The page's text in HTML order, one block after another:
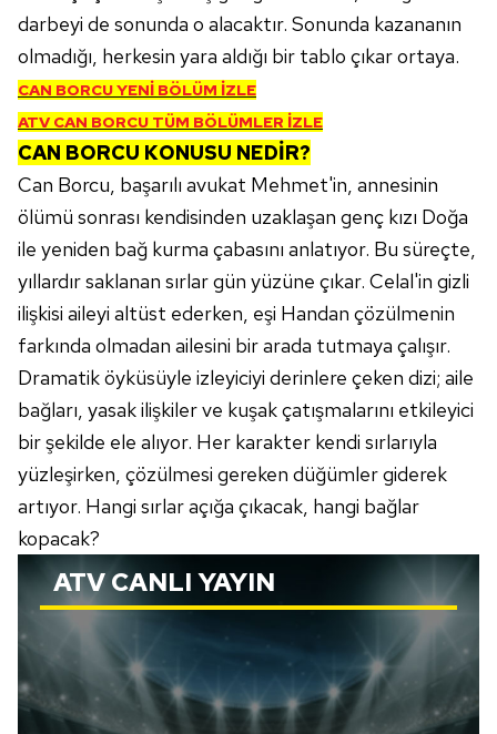
için Ayarlar butonuna tıklayabilir,
Metnimizi ziyaret edebilirsiniz.
6698 sayılı Kişisel Verilerin Korunması Kanunu uyarınca
hazırlanmış Aydınlatma Metnimizi okumak ve sitemizde
ilgili mevzuata uygun olarak kullanılan çerezlerle ilgili bilgi
almak için lütfentıklayınız.
darbeyi de sonunda o alacaktır. Sonunda kazananın
olmadığı, herkesin yara aldığı bir tablo çıkar ortaya.
CAN BORCU YENİ BÖLÜM İZLE
ATV CAN BORCU TÜM BÖLÜMLER İZLE
CAN BORCU KONUSU NEDİR?
Can Borcu, başarılı avukat Mehmet'in, annesinin
ölümü sonrası kendisinden uzaklaşan genç kızı Doğa
ile yeniden bağ kurma çabasını anlatıyor. Bu süreçte,
yıllardır saklanan sırlar gün yüzüne çıkar. Celal'in gizli
ilişkisi aileyi altüst ederken, eşi Handan çözülmenin
farkında olmadan ailesini bir arada tutmaya çalışır.
Dramatik öyküsüyle izleyiciyi derinlere çeken dizi; aile
bağları, yasak ilişkiler ve kuşak çatışmalarını etkileyici
bir şekilde ele alıyor. Her karakter kendi sırlarıyla
yüzleşirken, çözülmesi gereken düğümler giderek
artıyor. Hangi sırlar açığa çıkacak, hangi bağlar
kopacak?
ATVCANLI YAYIN